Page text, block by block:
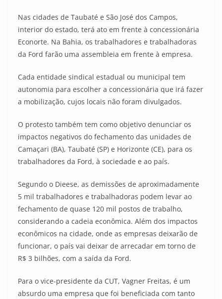
Nas cidades de Taubaté e São José dos Campos,
interior do estado, terá ato em frente à concessionária
Econorte. Na Bahia, os trabalhadores e trabalhadoras
da Ford farão uma assembleia em frente à empresa.
Cada entidade sindical estadual ou municipal tem
autonomia para escolher a concessionária que irá fazer
a mobilização, cujos locais não foram divulgados.
O protesto também tem como objetivo denunciar os
impactos negativos do fechamento das unidades de
Camaçari (BA), Taubaté (SP) e Horizonte (CE), para os
trabalhadores da Ford, à sociedade e ao país.
Segundo o Dieese, as demissões de aproximadamente
5 mil trabalhadores e trabalhadoras podem levar ao
fechamento de quase 120 mil postos de trabalho,
considerando a cadeia econômica. Além dos impactos
econômicos na cidade, onde as empresas deixarão de
funcionar, o país vai deixar de arrecadar em torno de
R$ 3 bilhões, com a saída da Ford.
Para o vice-presidente da CUT, Vagner Freitas, é um
absurdo uma empresa que foi beneficiada com tanto